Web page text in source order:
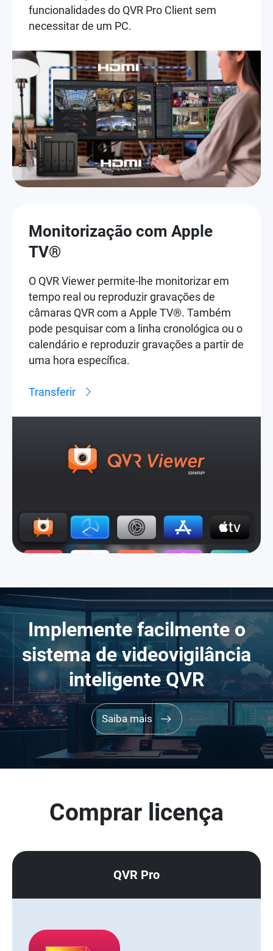
funcionalidades do QVR Pro Client sem
necessitar de um PC.
Monitorização com Apple
TV®
O QVR Viewer permite-lhe monitorizar em
tempo real ou reproduzir gravações de
câmaras QVR com a Apple TV®. Também
pode pesquisar com a linha cronológica ou o
calendário e reproduzir gravações a partir de
uma hora específica.
Transferir
Implemente facilmente o
sistema de videovigilância
inteligente QVR
Saiba mais
Comprar licença
QVR Pro